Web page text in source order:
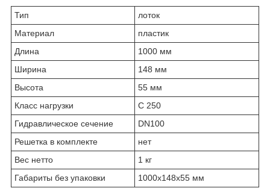
Тип
лоток
Материал
пластик
Длина
1000 мм
Ширина
148 мм
Высота
55 мм
Класс нагрузки
С 250
Гидравлическое сечение
DN100
Решетка в комплекте
нет
Вес нетто
1 кг
Габариты без упаковки
1000х148х55 мм